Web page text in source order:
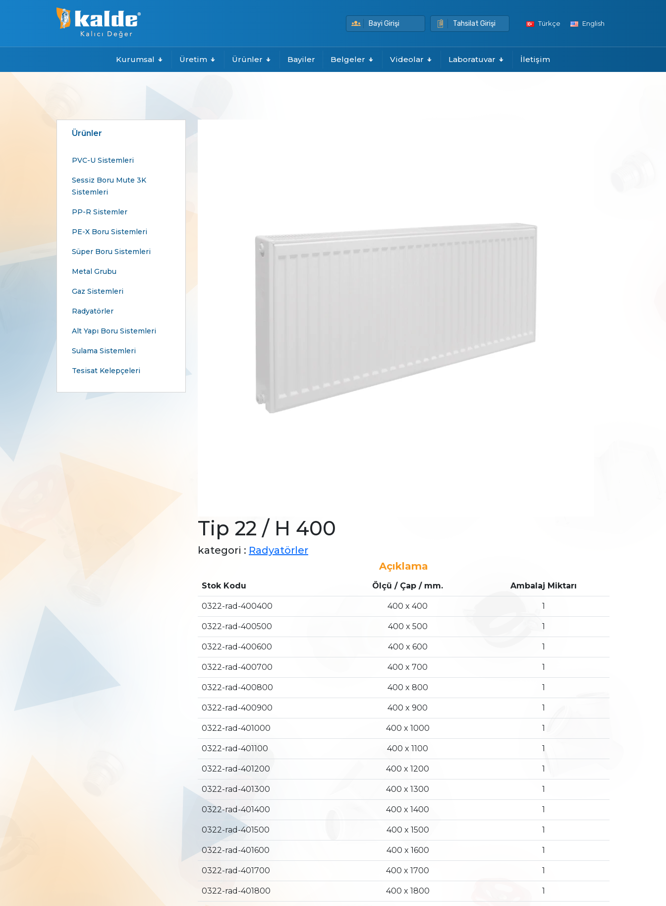
Bayi Girişi Tahsilat Girişi Türkçe English
Kurumsal Üretim Ürünler Bayiler Belgeler Videolar Laboratuvar İletişim
Ürünler
PVC-U Sistemleri
Sessiz Boru Mute 3K
Sistemleri
PP-R Sistemler
PE-X Boru Sistemleri
Süper Boru Sistemleri
Metal Grubu
Gaz Sistemleri
Radyatörler
Alt Yapı Boru Sistemleri
Sulama Sistemleri
Tesisat Kelepçeleri
Tip 22 / H 400
kategori : Radyatörler
Açıklama
Stok Kodu Ölçü / Çap / mm. Ambalaj Miktarı
0322-rad-400400 400 x 400 1
0322-rad-400500 400 x 500 1
0322-rad-400600 400 x 600 1
0322-rad-400700 400 x 700 1
0322-rad-400800 400 x 800 1
0322-rad-400900 400 x 900 1
0322-rad-401000 400 x 1000 1
0322-rad-401100 400 x 1100 1
0322-rad-401200 400 x 1200 1
0322-rad-401300 400 x 1300 1
0322-rad-401400 400 x 1400 1
0322-rad-401500 400 x 1500 1
0322-rad-401600 400 x 1600 1
0322-rad-401700 400 x 1700 1
0322-rad-401800 400 x 1800 1